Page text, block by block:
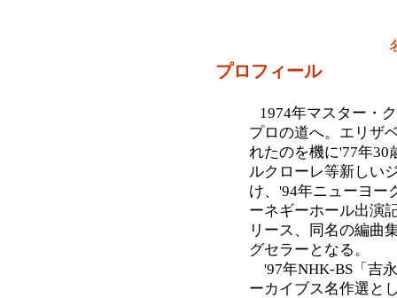
プロフィール
1974年マスター・
プロの道へ。エリザ
れたのを機に'77年30
ルクローレ等新しい
け、'94年ニューヨー
ーネギーホール出演
リース、同名の編曲
グセラーとなる。
'97年NHK-BS「吉
ーカイブス名作選と